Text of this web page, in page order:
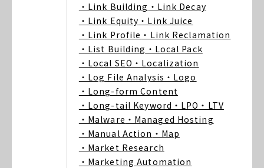
・Link Building ・Link Decay
・Link Equity ・Link Juice
・Link Profile ・Link Reclamation
・List Building ・Local Pack
・Local SEO ・Localization
・Log File Analysis ・Logo
・Long-form Content
・Long-tail Keyword ・LPO ・LTV
・Malware ・Managed Hosting
・Manual Action ・Map
・Market Research
・Marketing Automation